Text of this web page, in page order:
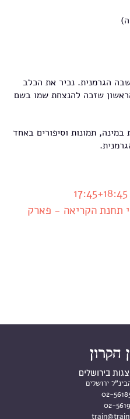
הגרמנית. נכיר את הכלב
שזכה להנצחת שמו בשם
תמונות וסיפורים באחד
תחנת הקריאה - פארק
בירושלים
ירושלים